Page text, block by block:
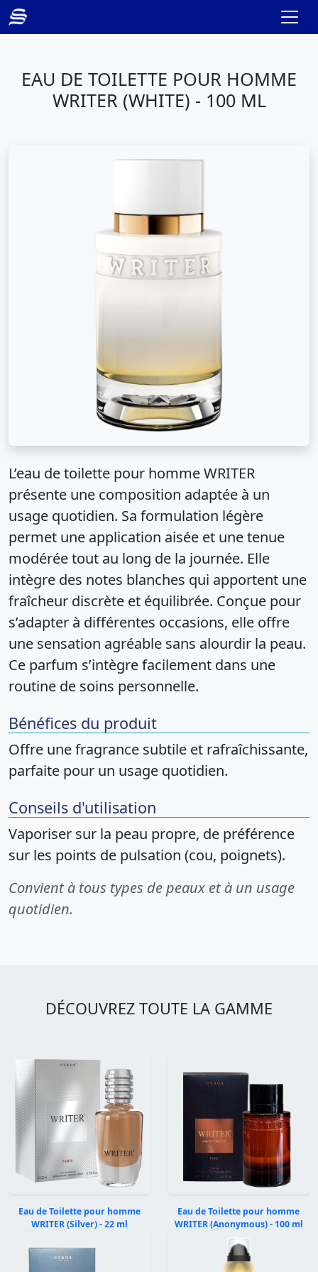
EAU DE TOILETTE POUR HOMME
WRITER (WHITE) - 100 ML
L’eau de toilette pour homme WRITER
présente une composition adaptée à un
usage quotidien. Sa formulation légère
permet une application aisée et une tenue
modérée tout au long de la journée. Elle
intègre des notes blanches qui apportent une
fraîcheur discrète et équilibrée. Conçue pour
s’adapter à différentes occasions, elle offre
une sensation agréable sans alourdir la peau.
Ce parfum s’intègre facilement dans une
routine de soins personnelle.
Bénéfices du produit
Offre une fragrance subtile et rafraîchissante,
parfaite pour un usage quotidien.
Conseils d'utilisation
Vaporiser sur la peau propre, de préférence
sur les points de pulsation (cou, poignets).
Convient à tous types de peaux et à un usage
quotidien.
DÉCOUVREZ TOUTE LA GAMME
Eau de Toilette pour homme
WRITER (Silver) - 22 ml
Eau de Toilette pour homme
WRITER (Anonymous) - 100 ml